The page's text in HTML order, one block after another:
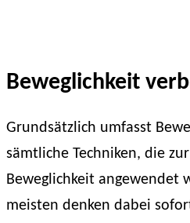
Beweglichkeit
Grundsätzlich umfasst
sämtliche Techniken, die
Beweglichkeit angewendet
meisten denken dabei